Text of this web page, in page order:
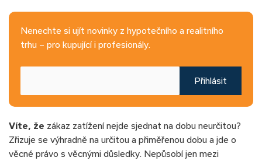
Nenechte si ujít novinky z hypotečního a realitního
trhu – pro kupující i profesionály.
Přihlásit
Víte, že zákaz zatížení nejde sjednat na dobu neurčitou?
Zřizuje se výhradně na určitou a přiměřenou dobu a jde o
věcné právo s věcnými důsledky. Nepůsobí jen mezi